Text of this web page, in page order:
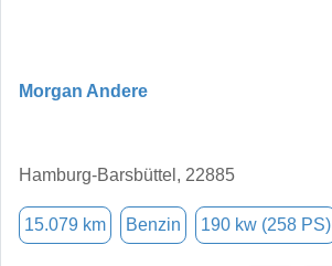
Morgan Andere
Hamburg-Barsbüttel, 22885
15.079 km Benzin 190 kw (258 PS)